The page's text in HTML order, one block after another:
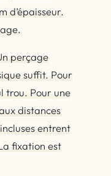
d’épaisseur.
perçage
suffit. Pour
trou. Pour une
distances
entrent
fixation est